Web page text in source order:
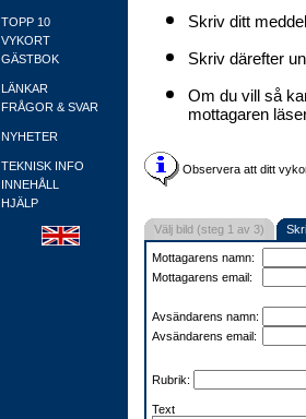
TOPP 10
VYKORT
GÄSTBOK
LÄNKAR
FRÅGOR & SVAR
NYHETER
TEKNISK INFO
INNEHÅLL
HJÄLP
Skriv ditt
Skriv därefter
Om du vill så
mottagaren
Observera att ditt
Välj bild (steg 1 av 3)
Mottagarens namn:
Mottagarens email:
Avsändarens namn:
Avsändarens email:
Rubrik:
Text